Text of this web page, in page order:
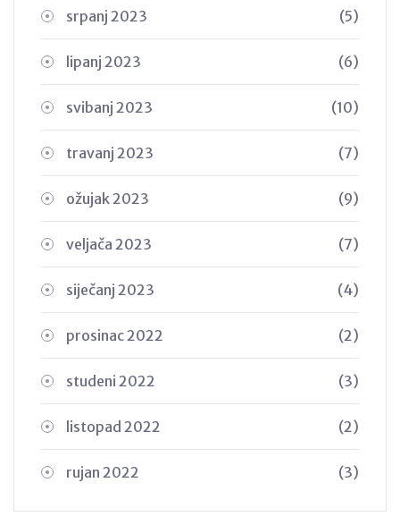
srpanj 2023 (5)
lipanj 2023 (6)
svibanj 2023 (10)
travanj 2023 (7)
ožujak 2023 (9)
veljača 2023 (7)
siječanj 2023 (4)
prosinac 2022 (2)
studeni 2022 (3)
listopad 2022 (2)
rujan 2022 (3)